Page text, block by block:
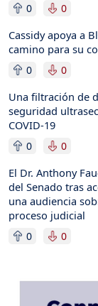
0 0
Cassidy apoya a
camino para su
0 0
Una filtración de
seguridad
COVID-19
0 0
El Dr. Anthony
del Senado tras
una audiencia
proceso judicial
0 0